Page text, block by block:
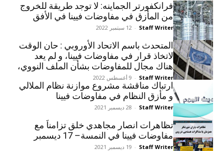
فرانكفورتر الجماينه: لا توجد طريقة للخروج
من المأزق في مفاوضات فيينا في الأفق
Staff Writer
- 12 سبتمبر 2022
المتحدث باسم الاتحاد الأوروبي : حان الوقت
لاتخاذ قرار في مفاوضات فيينا، و لم يعد
هناك مجال للمفاوضات بشأن الملف النووي،
Staff Writer
- 9 أغسطس 2022
ارتباك مناقشة مشروع موازنة نظام الملالي
و مأزق النظام في مفاوضات فيينا
Staff Writer
- 28 ديسمبر 2021
تظاهرات انصار مجاهدي خلق تزامناَ مع
مفاوضات فيينا في النمسة– 17 ديسمبر
Staff Writer
- 19 ديسمبر 2021